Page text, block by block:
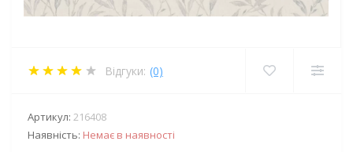
Відгуки: (0)
Артикул: 216408
Наявність: Немає в наявності